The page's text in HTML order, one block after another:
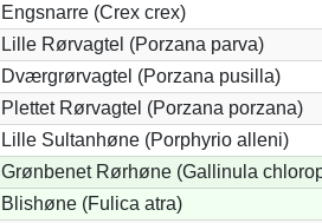
Engsnarre (Crex crex)
Lille Rørvagtel (Porzana parva)
Dværgrørvagtel (Porzana pusilla)
Plettet Rørvagtel (Porzana porzana)
Lille Sultanhøne (Porphyrio alleni)
Grønbenet Rørhøne (Gallinula
Blishøne (Fulica atra)